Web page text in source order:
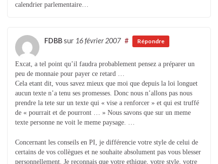
calendrier parlementaire…
FDBBsur 16 février 2007 # Répondre
Excat, a tel point qu’il faudra probablement pensez a préparer un
peu de monnaie pour payer ce retard …
Cela etant dit, vous savez mieux que moi que depuis la loi longuet
aucun texte n’a tenu ses promesses. Donc nous n’allons pas nous
prendre la tete sur un texte qui « vise a renforcer » et qui est truffé
de « pourrait et de pourront … » Nous savons que sur un meme
texte personne ne voit le meme paysage. …
Concernant les conseils en PI, je différencie votre style de celui de
certains de vos collègues et ne souhaite absolument pas vous blesser
personnellement. Je reconnais que votre ethique, votre style, votre